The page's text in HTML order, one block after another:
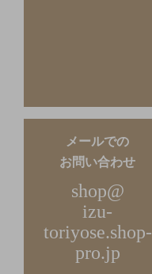
メールでの
お問い合わせ
shop@
izu-
toriyose.shop-
pro.jp